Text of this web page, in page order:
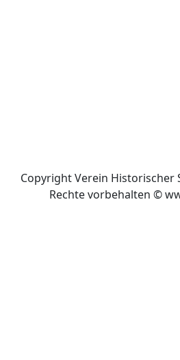
Copyright Verein Historischer
Rechte vorbehalten ©